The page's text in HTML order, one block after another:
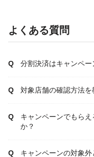
よくある質問
分割決済はキャンペ
対象店舗の確認方法を
キャンペーンでもら
か？
キャンペーンの対象